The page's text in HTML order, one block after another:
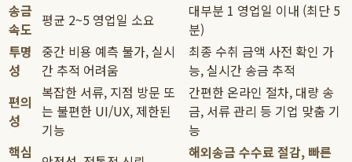
송금
속도 평균 2~5 영업일 소요
대부분 1 영업일 이내 (최단 5
분)
투명
성
중간 비용 예측 불가, 실시
간 추적 어려움
최종 수취 금액 사전 확인 가
능, 실시간 송금 추적
편의
성
복잡한 서류, 지점 방문 또
는 불편한 UI/UX, 제한된
기능
간편한 온라인 절차, 대량 송
금, 서류 관리 등 기업 맞춤 기
능
핵심
해외송금 수수료 절감, 빠른